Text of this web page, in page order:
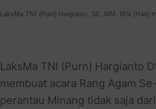
LaksMa TNI (Purn) Hargianto, SE, MM, MSi (Han)
LaksMa TNI (Purn) Hargianto
membuat acara Rang Agam
perantau Minang tidak saja